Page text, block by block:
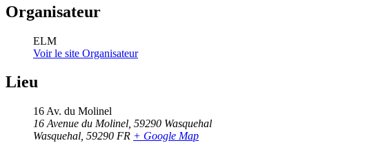
Organisateur
ELM
Voir le site Organisateur
Lieu
16 Av. du Molinel
16 Avenue du Molinel, 59290 Wasquehal
Wasquehal 59290 FR + Google Map